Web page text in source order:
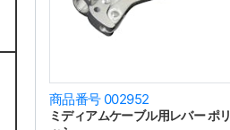
商品番号 002952
ミディアムケーブル用レバー ポリ